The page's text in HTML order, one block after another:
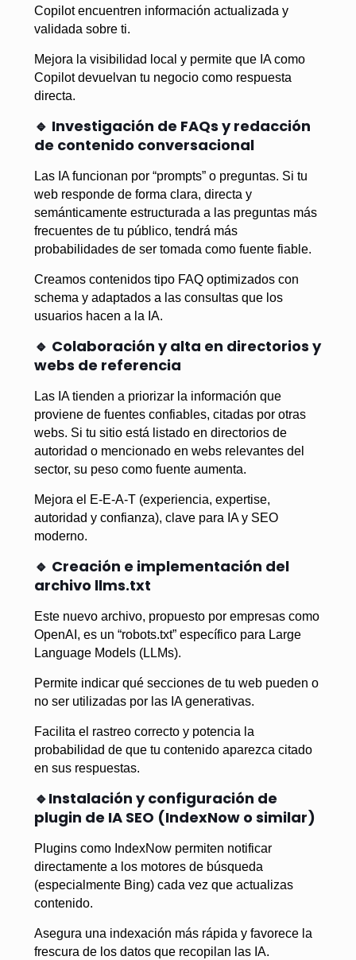
Copilot encuentren información actualizada y
validada sobre ti.
Mejora la visibilidad local y permite que IA como
Copilot devuelvan tu negocio como respuesta
directa.
🔹 Investigación de FAQs y redacción
de contenido conversacional
Las IA funcionan por “prompts” o preguntas. Si tu
web responde de forma clara, directa y
semánticamente estructurada a las preguntas más
frecuentes de tu público, tendrá más
probabilidades de ser tomada como fuente fiable.
Creamos contenidos tipo FAQ optimizados con
schema y adaptados a las consultas que los
usuarios hacen a la IA.
🔹 Colaboración y alta en directorios y
webs de referencia
Las IA tienden a priorizar la información que
proviene de fuentes confiables, citadas por otras
webs. Si tu sitio está listado en directorios de
autoridad o mencionado en webs relevantes del
sector, su peso como fuente aumenta.
Mejora el E-E-A-T (experiencia, expertise,
autoridad y confianza), clave para IA y SEO
moderno.
🔹 Creación e implementación del
archivo llms.txt
Este nuevo archivo, propuesto por empresas como
OpenAI, es un “robots.txt” específico para Large
Language Models (LLMs).
Permite indicar qué secciones de tu web pueden o
no ser utilizadas por las IA generativas.
Facilita el rastreo correcto y potencia la
probabilidad de que tu contenido aparezca citado
en sus respuestas.
🔹Instalación y configuración de
plugin de IA SEO (IndexNow o similar)
Plugins como IndexNow permiten notificar
directamente a los motores de búsqueda
(especialmente Bing) cada vez que actualizas
contenido.
Asegura una indexación más rápida y favorece la
frescura de los datos que recopilan las IA.